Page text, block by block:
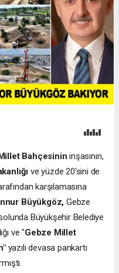
Bahçesinin inşasının,
ve yüzde 20'sini de
karşılamasına
Büyükgöz, Gebze
Büyükşehir Belediye
ve "Gebze Millet
yazılı devasa pankartı